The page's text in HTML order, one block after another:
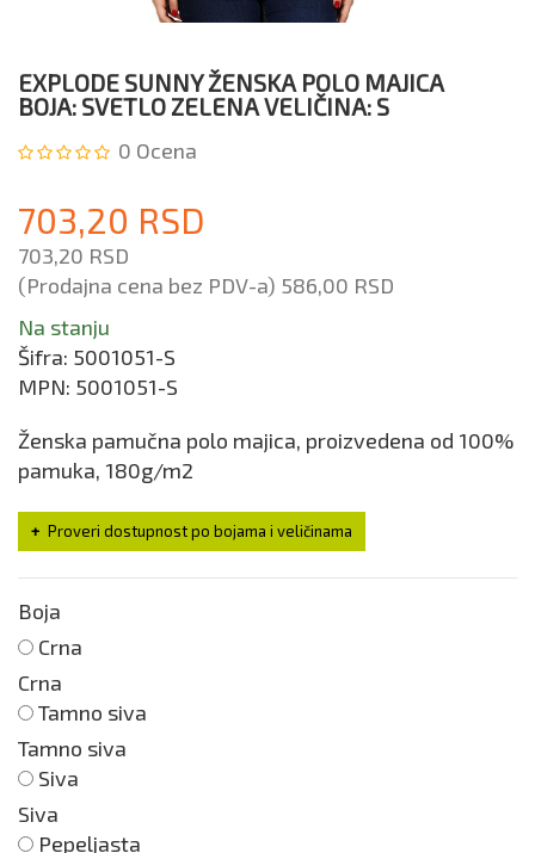
EXPLODE SUNNY ŽENSKA POLO MAJICA
BOJA: SVETLO ZELENA VELIČINA: S
0 Ocena
703,20 RSD
703,20 RSD
(Prodajna cena bez PDV-a) 586,00 RSD
Na stanju
Šifra: 5001051-S
MPN: 5001051-S
Ženska pamučna polo majica, proizvedena od 100%
pamuka, 180g/m2
Proveri dostupnost po bojama i veličinama
Boja
Crna
Crna
Tamno siva
Tamno siva
Siva
Siva
Pepeljasta